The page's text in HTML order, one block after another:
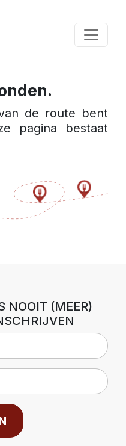
de route bent
pagina bestaat
NOOIT (MEER)